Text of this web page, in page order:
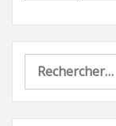
Rechercher :